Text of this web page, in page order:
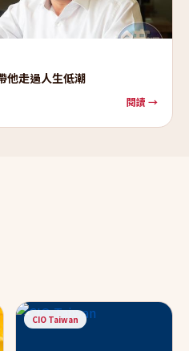
他走過人生低潮
閱讀 →
CIO Taiwan